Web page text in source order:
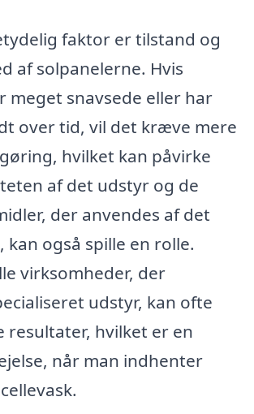
faktor er tilstand og
af solpanelerne. Hvis
meget snavsede eller har
over tid, vil det kræve mere
hvilket kan påvirke
af det udstyr og de
der anvendes af det
også spille en rolle.
virksomheder, der
udstyr, kan ofte
resultater, hvilket er en
når man indhenter